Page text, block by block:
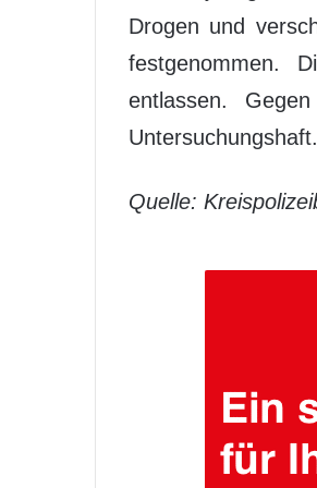
Drogen und
festgenommen.
entlassen.
Untersuchungshaft.
Quelle: